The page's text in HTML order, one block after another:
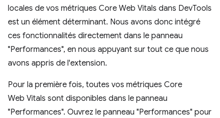
locales de vos métriques Core Web Vitals dans DevTools
est un élément déterminant. Nous avons donc intégré
ces fonctionnalités directement dans le panneau
"Performances", en nous appuyant sur tout ce que nous
avons appris de l'extension.
Pour la première fois, toutes vos métriques Core
Web Vitals sont disponibles dans le panneau
"Performances". Ouvrez le panneau "Performances" pour